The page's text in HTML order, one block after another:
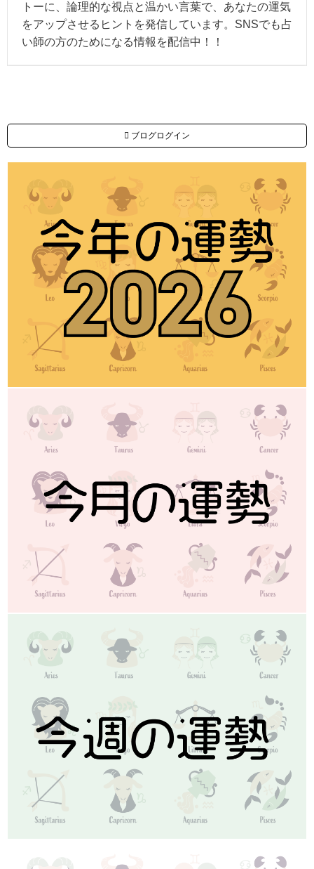
トーに、論理的な視点と温かい言葉で、あなたの運気
をアップさせるヒントを発信しています。SNSでも占
い師の方のためになる情報を配信中！！
ブログログイン